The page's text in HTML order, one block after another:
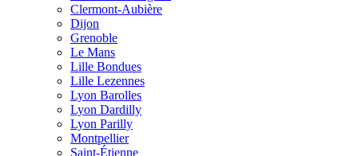
Clermont-Aubière
Dijon
Grenoble
Le Mans
Lille Bondues
Lille Lezennes
Lyon Barolles
Lyon Dardilly
Lyon Parilly
Montpellier
Saint-Étienne